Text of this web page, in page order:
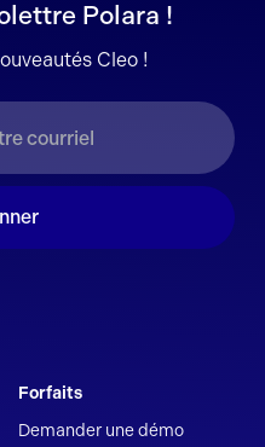
Polara !
Cleo !
Forfaits
Demander une démo